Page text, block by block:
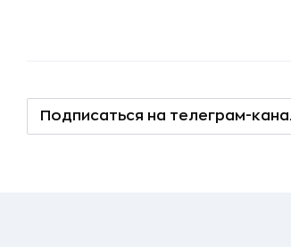
Подписаться на телеграм-